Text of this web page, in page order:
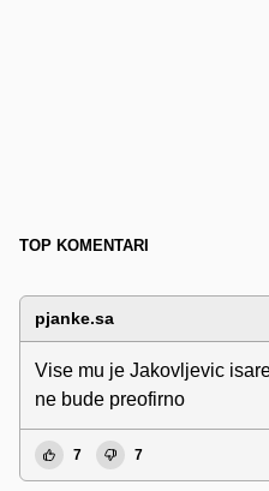
TOP KOMENTARI
pjanke.sa
Vise mu je Jakovljevic
ne bude preofirno
7 7